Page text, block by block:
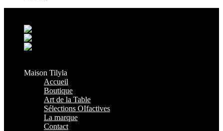
Maison Tilyla
Accueil
Boutique
Art de la Table
Sélections OIfactives
La marque
Contact